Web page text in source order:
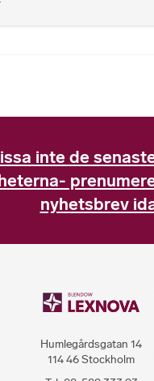
inte de
nyhetsbrev
Humlegårdsgatan 14
114 46 Stockholm